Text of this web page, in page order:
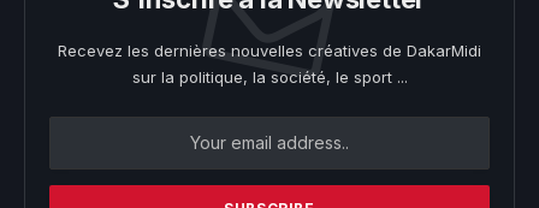
Recevez les dernières nouvelles créatives de DakarMidi
sur la politique, la société, le sport ...